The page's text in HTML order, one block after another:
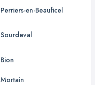
Perriers-en-Beauficel
Sourdeval
Bion
Mortain